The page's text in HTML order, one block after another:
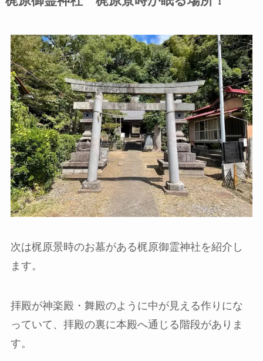
次は梶原景時のお墓がある梶原御霊神社を紹介し
ます。
拝殿が神楽殿・舞殿のように中が見える作りにな
っていて、拝殿の裏に本殿へ通じる階段がありま
す。